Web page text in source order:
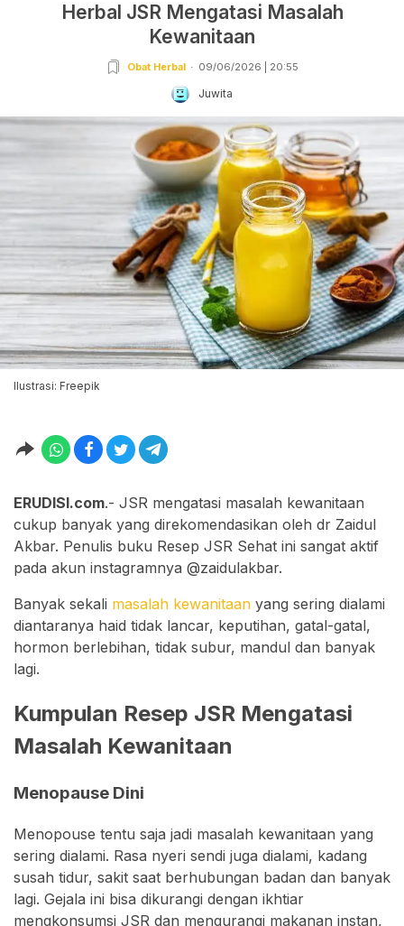
Herbal JSR Mengatasi Masalah
Kewanitaan
Obat Herbal 09/06/2026 | 20:55
Juwita
Ilustrasi: Freepik
ERUDISI.com.- JSR mengatasi masalah kewanitaan
cukup banyak yang direkomendasikan oleh dr Zaidul
Akbar. Penulis buku Resep JSR Sehat ini sangat aktif
pada akun instagramnya @zaidulakbar.
Banyak sekali masalah kewanitaan yang sering dialami
diantaranya haid tidak lancar, keputihan, gatal-gatal,
hormon berlebihan, tidak subur, mandul dan banyak
lagi.
Kumpulan Resep JSR Mengatasi
Masalah Kewanitaan
Menopause Dini
Menopouse tentu saja jadi masalah kewanitaan yang
sering dialami. Rasa nyeri sendi juga dialami, kadang
susah tidur, sakit saat berhubungan badan dan banyak
lagi. Gejala ini bisa dikurangi dengan ikhtiar
mengkonsumsi JSR dan mengurangi makanan instan,